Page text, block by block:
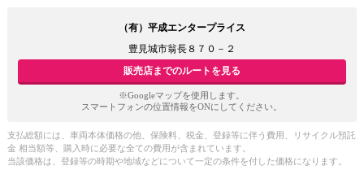
（有）平成エンタープライス
豊見城市翁長８７０－２
販売店までのルートを見る
※Googleマップを使用します。
スマートフォンの位置情報をONにしてください。
支払総額には、車両本体価格の他、保険料、税金、登録等に伴う費用、リサイクル預託
金 相当額等、購入時に必要な全ての費用が含まれています。
当該価格は、登録等の時期や地域などについて一定の条件を付した価格になります。